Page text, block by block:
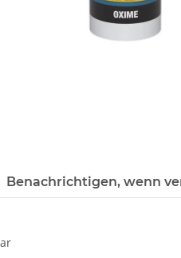
Benachrichtigen, wenn